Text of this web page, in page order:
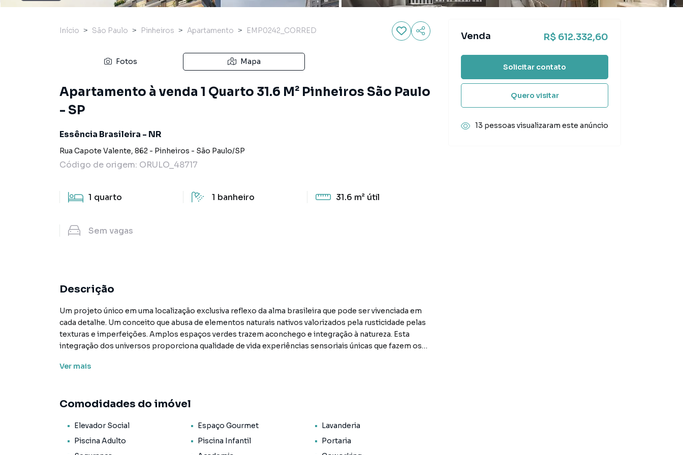
Início São Paulo Pinheiros Apartamento EMP0242_CORRED
Fotos Mapa
Apartamento à venda 1 Quarto 31.6 M² Pinheiros São Paulo
- SP
Essência Brasileira - NR
Rua Capote Valente, 862 - Pinheiros - São Paulo/SP
Código de origem: ORULO_48717
1 quarto 1 banheiro 31.6 m² útil
Sem vagas
Descrição
Um projeto único em uma localização exclusiva reflexo da alma brasileira que pode ser vivenciada em
cada detalhe. Um conceito que abusa de elementos naturais nativos valorizados pela rusticidade pelas
texturas e imperfeições. Amplos espaços verdes trazem aconchego e integração à natureza. Esta
integração dos universos proporciona qualidade de vida experiências sensoriais únicas que fazem os
Preço e disponibilidade do imóvel sujeitos a alteração sem aviso prévio.
• Academia
• Elevador social
• Espaço gourmet
• Lavanderia
Ver mais
Comodidades do imóvel
Elevador Social Espaço Gourmet
Lavanderia
Piscina Adulto
Piscina Infantil
Portaria
Venda R$ 612.332,60
Solicitar contato
Quero visitar
13 pessoas visualizaram este anúncio